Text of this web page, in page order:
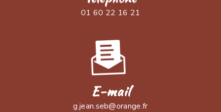
01 60 22 16 21
E-mail
g.jean.seb@orange.fr